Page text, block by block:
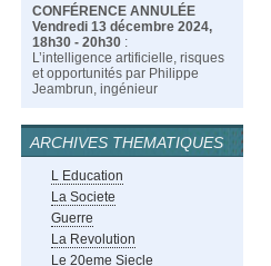
CONFÉRENCE ANNULÉE
Vendredi 13 décembre 2024,
18h30 - 20h30 :
L’intelligence artificielle, risques
et opportunités par Philippe
Jeambrun, ingénieur
ARCHIVES THEMATIQUES
L Education
La Societe
Guerre
La Revolution
Le 20eme Siecle